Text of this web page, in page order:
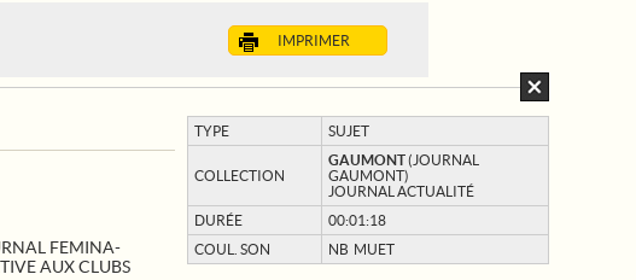
IMPRIMER
TYPE SUJET
COLLECTION
GAUMONT(JOURNAL
GAUMONT)
JOURNAL ACTUALITÉ
DURÉE
00:01:18
COUL. SON
NB MUET
FEMINA-
AUX CLUBS